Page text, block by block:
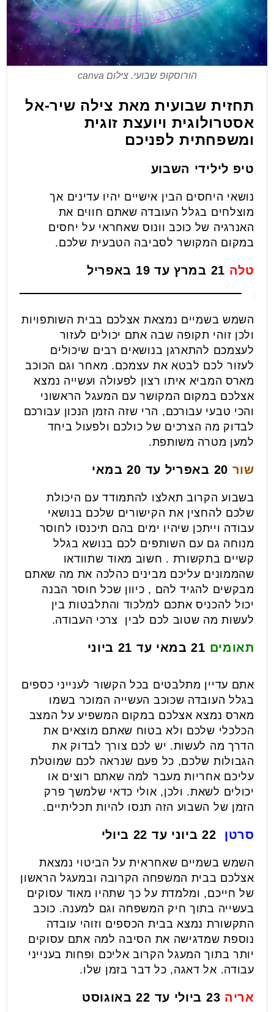
הורוסקופ שבועי. צילום canva
תחזית שבועית מאת צילה שיר-אל
אסטרולוגית ויועצת זוגית
ומשפחתית לפניכם
טיפ לילידי השבוע
נושאי היחסים הבין אישיים יהיו עדינים אך
מוצלחים בגלל העובדה שאתם חווים את
האנרגיה של כוכב וונוס שאחראי על יחסים
במקום המקושר לסביבה הטבעית שלכם.
טלה
השמש בשמיים נמצאת אצלכם בבית השותפויות
ולכן זוהי תקופה שבה אתם יכולים לעזור
לעצמכם להתארגן בנושאים רבים שיכולים
לעזור לכם לבטא את עצמכם. מאחר וגם הכוכב
מארס המביא איתו רצון לפעולה ועשייה נמצא
אצלכם במקום המקושר עם המעגל הראשוני
והכי טבעי עבורכם, הרי שזה הזמן הנכון עבורכם
לבדוק מה הצרכים של כולכם ולפעול ביחד
למען מטרה משותפת.
שור 20 באפריל עד 20 במאי
בשבוע הקרוב תאלצו להתמודד עם היכולת
שלכם להחצין את הקישורים שלכם בנושאי
עבודה וייתכן שיהיו ימים בהם תיכנסו לחוסר
מנוחה גם עם השותפים לכם בנושא בגלל
קשיים בתקשורת . חשוב מאוד שתוודאו
שהממונים עליכם מבינים כהלכה את מה שאתם
מבקשים להגיד להם , כיוון שכל חוסר הבנה
יכול להכניס אתכם למלכוד והתלבטות בין
לעשות מה שטוב לכם לבין צרכי העבודה.
תאומים 21 במאי עד 21 ביוני
אתם עדיין מתלבטים בכל הקשור לענייני כספים
בגלל העובדה שכוכב העשייה המוכר בשמו
מארס נמצא אצלכם במקום המשפיע על המצב
הכלכלי שלכם ולא בטוח שאתם מוצאים את
הדרך מה לעשות. יש לכם צורך לבדוק את
הגבולות שלכם, כל פעם שנראה לכם שמוטלת
עליכם אחריות מעבר למה שאתם רוצים או
יכולים לשאת. ולכן, אולי כדאי שלמשך פרק
הזמן של השבוע הזה תנסו להיות תכליתיים.
סרטן
השמש בשמיים שאחראית על הביטוי נמצאת
אצלכם בבית המשפחה הקרובה ובמעגל הראשון
של חייכם, ומלמדת על כך שתהיו מאוד עסוקים
בעשייה בתוך חיק המשפחה וגם למענה. כוכב
התקשורת נמצא בבית הכספים וזוהי עובדה
נוספת שמדגישה את הסיבה למה אתם עסוקים
יותר בתוך המעגל הקרוב אליכם ופחות בענייני
עבודה. אל דאגה, כל דבר בזמן שלו.
אריה